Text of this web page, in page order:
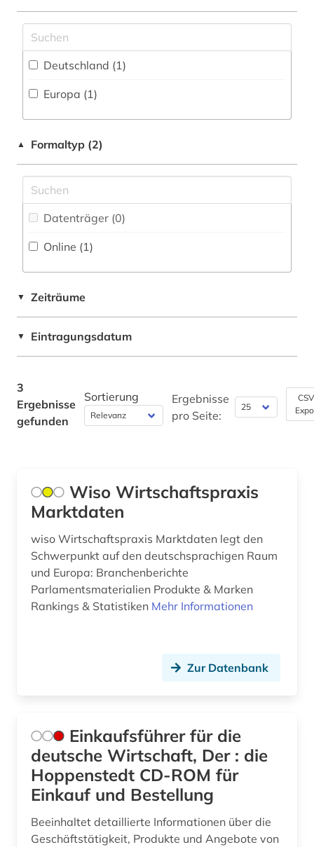
Wissenschaftskunde, Forschung, Hochschul-,
Museumswesen (0)
Deutschland (1)
Europa (1)
▲ Formaltyp (2)
Datenträger (0)
Online (1)
▼ Zeiträume
▼ Eintragungsdatum
3
Ergebnisse
gefunden
Sortierung
Ergebnisse
pro Seite:
Wiso Wirtschaftspraxis
Marktdaten
wiso Wirtschaftspraxis Marktdaten legt den
Schwerpunkt auf den deutschsprachigen Raum
und Europa: Branchenberichte
Parlamentsmaterialien Produkte & Marken
Rankings & Statistiken Mehr Informationen
Zur Datenbank
Einkaufsführer für die
deutsche Wirtschaft, Der : die
Hoppenstedt CD-ROM für
Einkauf und Bestellung
Beeinhaltet detaillierte Informationen über die
Geschäftstätigkeit, Produkte und Angebote von